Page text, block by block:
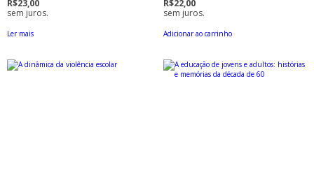
R$23,00
sem juros.
Ler mais
R$22,00
sem juros.
Adicionar ao carrinho